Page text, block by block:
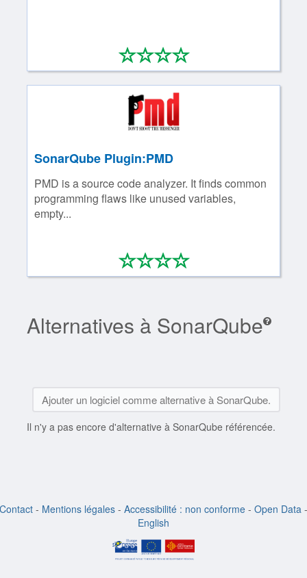
****
0/4
SonarQube Plugin:PMD
PMD is a source code analyzer. It finds common
programming flaws like unused variables,
empty...
****
0/4
Alternatives à SonarQube
Ajouter un logiciel comme alternative à SonarQube.
Il n'y a pas encore d'alternative à SonarQube référencée.
Contact - Mentions légales - Accessibilité : non conforme - Open Data -
English